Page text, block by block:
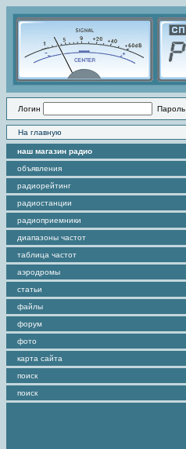
Логин Пароль
На главную
наш магазин радио
объявления
радиорейтинг
радиостанции
радиоприемники
диапазоны частот
таблица частот
аэродромы
статьи
файлы
форум
фото
карта сайта
поиск
поиск